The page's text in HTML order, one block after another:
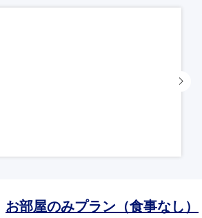
お部屋のみプラン（食事なし）